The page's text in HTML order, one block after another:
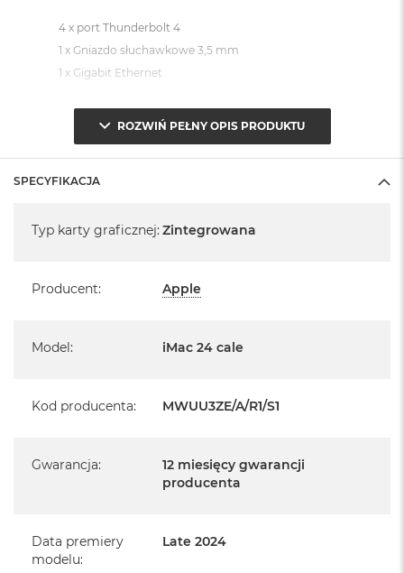
4 x port Thunderbolt 4
1 x Gniazdo słuchawkowe 3,5 mm
1 x Gigabit Ethernet
System operacyjny macOS Sequoia
- lub nowszy, z darmową aktualizacją.
iMac jest nowy
Istnieje możliwość przedłużenia gwarancji producenta.
Szczegółowe informacje na ten temat uzyskają Państwo
Posiada fabryczne opakowanie
ROZWIŃ PEŁNY OPIS PRODUKTU
SPECYFIKACJA
Typ karty graficznej: Zintegrowana
Producent: Apple
Model: iMac 24 cale
Kod producenta: MWUU3ZE/A/R1/S1
Gwarancja:
12 miesięcy gwarancji
producenta
Data premiery
modelu:
Late 2024